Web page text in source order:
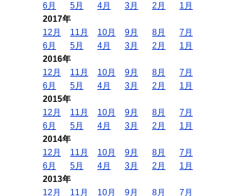
6月
5月 4月 3月 2月
1月
2017年
12月
11月 10月 9月 8月
7月
6月
5月 4月 3月 2月
1月
2016年
12月
11月 10月 9月 8月
7月
6月
5月 4月 3月 2月
1月
2015年
12月
11月 10月 9月 8月
7月
6月
5月 4月 3月 2月
1月
2014年
12月
11月 10月 9月 8月
7月
6月
5月 4月 3月 2月
1月
2013年
12月
11月 10月 9月 8月 7月